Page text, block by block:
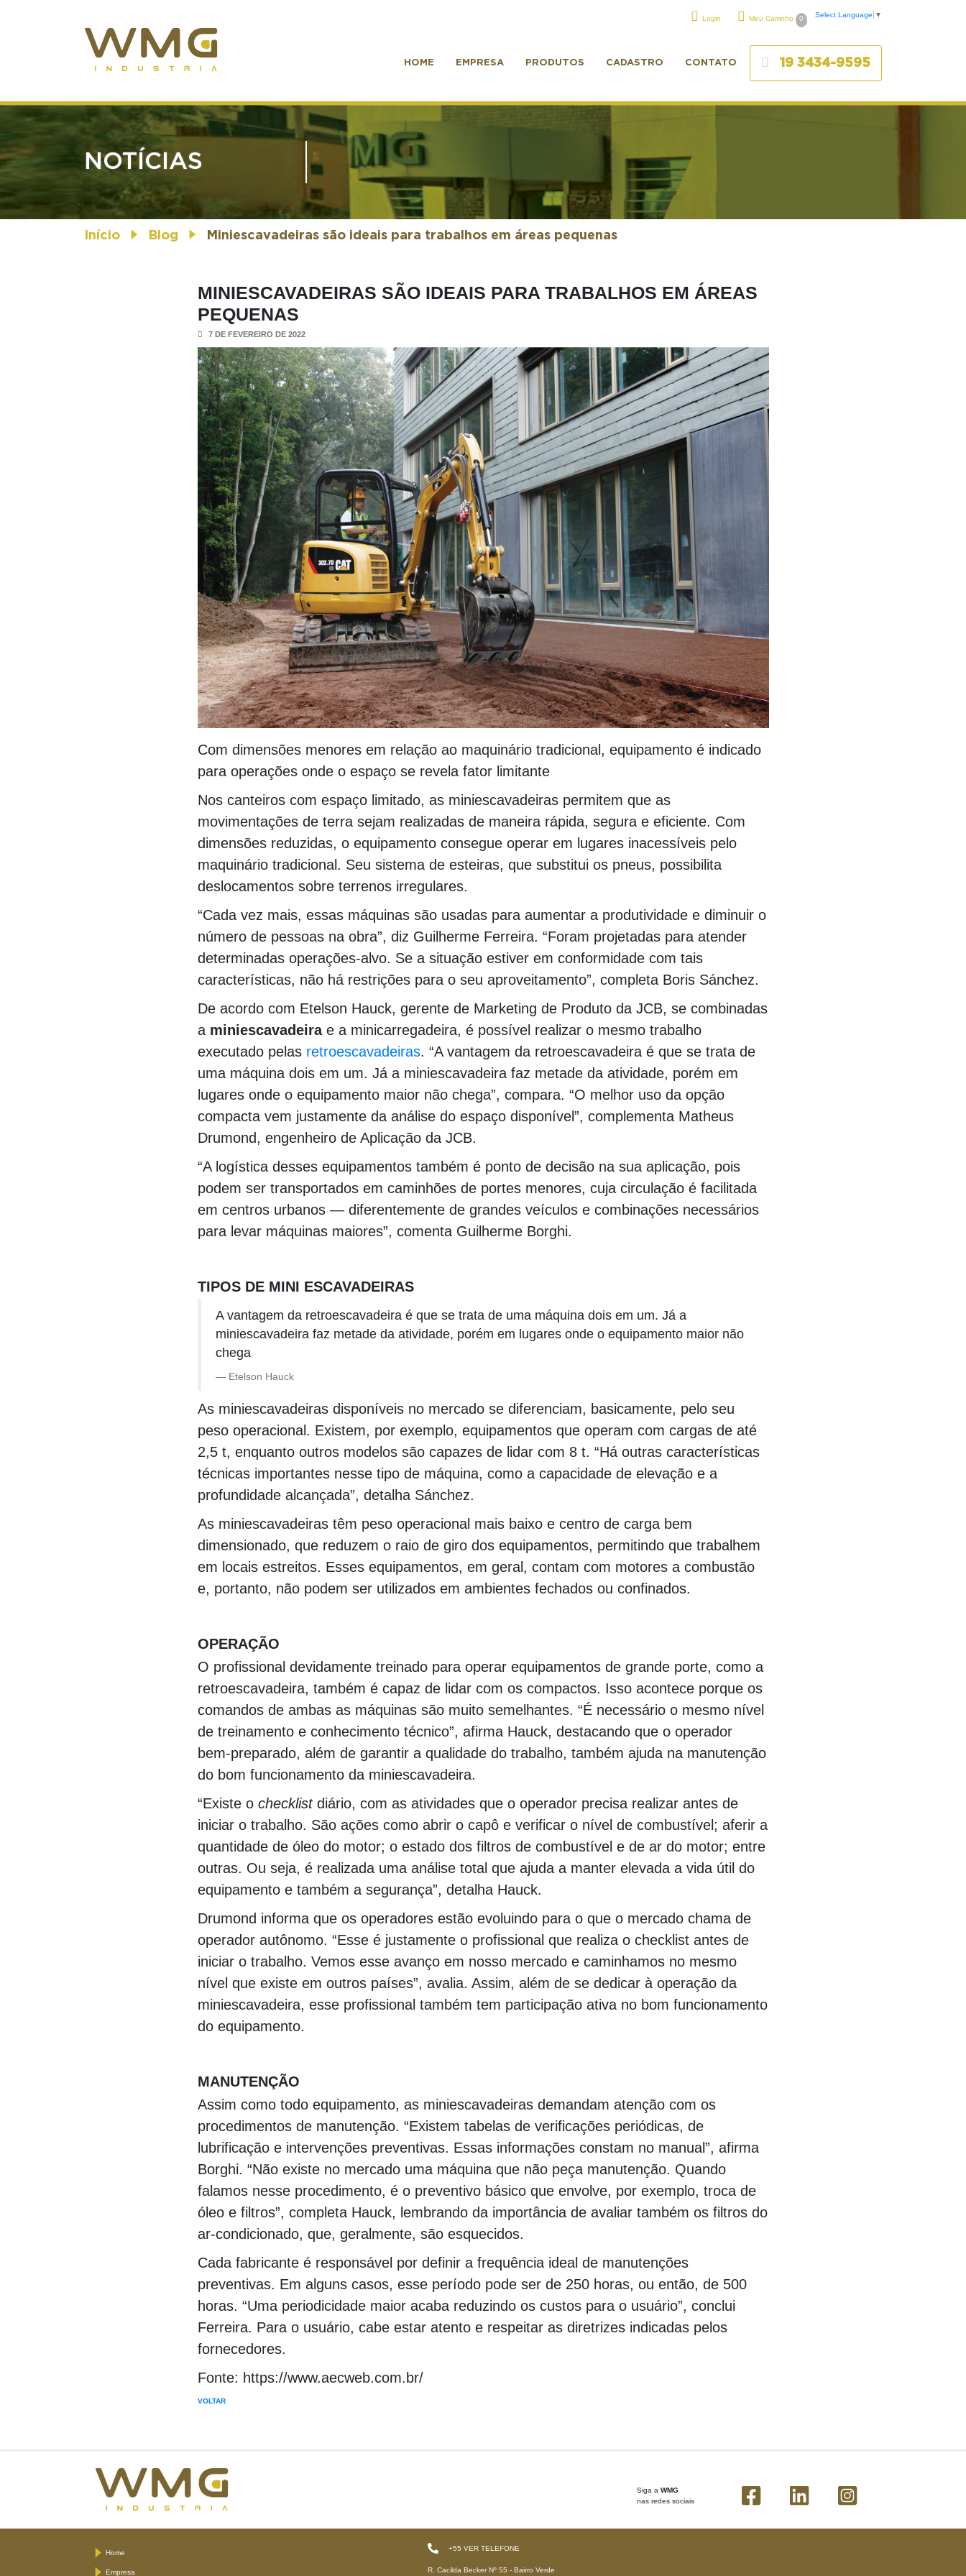
Login Meu Carrinho 0 Select Language ▼
HOME EMPRESA PRODUTOS CADASTRO CONTATO 19 3434-9595
NOTÍCIAS
Início Blog Miniescavadeiras são ideais para trabalhos em áreas pequenas
MINIESCAVADEIRAS SÃO IDEAIS PARA TRABALHOS EM ÁREAS
PEQUENAS
7 DE FEVEREIRO DE 2022
Com dimensões menores em relação ao maquinário tradicional, equipamento é indicado
para operações onde o espaço se revela fator limitante
Nos canteiros com espaço limitado, as miniescavadeiras permitem que as
movimentações de terra sejam realizadas de maneira rápida, segura e eficiente. Com
dimensões reduzidas, o equipamento consegue operar em lugares inacessíveis pelo
maquinário tradicional. Seu sistema de esteiras, que substitui os pneus, possibilita
deslocamentos sobre terrenos irregulares.
“Cada vez mais, essas máquinas são usadas para aumentar a produtividade e diminuir o
número de pessoas na obra”, diz Guilherme Ferreira. “Foram projetadas para atender
determinadas operações-alvo. Se a situação estiver em conformidade com tais
características, não há restrições para o seu aproveitamento”, completa Boris Sánchez.
De acordo com Etelson Hauck, gerente de Marketing de Produto da JCB, se combinadas
a miniescavadeirae a minicarregadeira, é possível realizar o mesmo trabalho
executado pelas retroescavadeiras. “A vantagem da retroescavadeira é que se trata de
uma máquina dois em um. Já a miniescavadeira faz metade da atividade, porém em
lugares onde o equipamento maior não chega”, compara. “O melhor uso da opção
compacta vem justamente da análise do espaço disponível”, complementa Matheus
Drumond, engenheiro de Aplicação da JCB.
“A logística desses equipamentos também é ponto de decisão na sua aplicação, pois
podem ser transportados em caminhões de portes menores, cuja circulação é facilitada
em centros urbanos — diferentemente de grandes veículos e combinações necessários
para levar máquinas maiores”, comenta Guilherme Borghi.
TIPOS DE MINI ESCAVADEIRAS
A vantagem da retroescavadeira é que se trata de uma máquina dois em um. Já a
miniescavadeira faz metade da atividade, porém em lugares onde o equipamento maior não
chega
Etelson Hauck
As miniescavadeiras disponíveis no mercado se diferenciam, basicamente, pelo seu
peso operacional. Existem, por exemplo, equipamentos que operam com cargas de até
2,5 t, enquanto outros modelos são capazes de lidar com 8 t. “Há outras características
técnicas importantes nesse tipo de máquina, como a capacidade de elevação e a
profundidade alcançada”, detalha Sánchez.
As miniescavadeiras têm peso operacional mais baixo e centro de carga bem
dimensionado, que reduzem o raio de giro dos equipamentos, permitindo que trabalhem
em locais estreitos. Esses equipamentos, em geral, contam com motores a combustão
e, portanto, não podem ser utilizados em ambientes fechados ou confinados.
OPERAÇÃO
O profissional devidamente treinado para operar equipamentos de grande porte, como a
retroescavadeira, também é capaz de lidar com os compactos. Isso acontece porque os
comandos de ambas as máquinas são muito semelhantes. “É necessário o mesmo nível
de treinamento e conhecimento técnico”, afirma Hauck, destacando que o operador
bem-preparado, além de garantir a qualidade do trabalho, também ajuda na manutenção
do bom funcionamento da miniescavadeira.
“Existe o checklistdiário, com as atividades que o operador precisa realizar antes de
iniciar o trabalho. São ações como abrir o capô e verificar o nível de combustível; aferir a
quantidade de óleo do motor; o estado dos filtros de combustível e de ar do motor; entre
outras. Ou seja, é realizada uma análise total que ajuda a manter elevada a vida útil do
equipamento e também a segurança”, detalha Hauck.
Drumond informa que os operadores estão evoluindo para o que o mercado chama de
operador autônomo. “Esse é justamente o profissional que realiza o checklist antes de
iniciar o trabalho. Vemos esse avanço em nosso mercado e caminhamos no mesmo
nível que existe em outros países”, avalia. Assim, além de se dedicar à operação da
miniescavadeira, esse profissional também tem participação ativa no bom funcionamento
do equipamento.
MANUTENÇÃO
Assim como todo equipamento, as miniescavadeiras demandam atenção com os
procedimentos de manutenção. “Existem tabelas de verificações periódicas, de
lubrificação e intervenções preventivas. Essas informações constam no manual”, afirma
Borghi. “Não existe no mercado uma máquina que não peça manutenção. Quando
falamos nesse procedimento, é o preventivo básico que envolve, por exemplo, troca de
óleo e filtros”, completa Hauck, lembrando da importância de avaliar também os filtros do
ar-condicionado, que, geralmente, são esquecidos.
Cada fabricante é responsável por definir a frequência ideal de manutenções
preventivas. Em alguns casos, esse período pode ser de 250 horas, ou então, de 500
horas. “Uma periodicidade maior acaba reduzindo os custos para o usuário”, conclui
Ferreira. Para o usuário, cabe estar atento e respeitar as diretrizes indicadas pelos
fornecedores.
Fonte: https://www.aecweb.com.br/
VOLTAR
Siga aWMG
nas redes sociais
Home
Empresa
+55 VER TELEFONE
R. Cacilda Becker Nº 55 - Bairro Verde